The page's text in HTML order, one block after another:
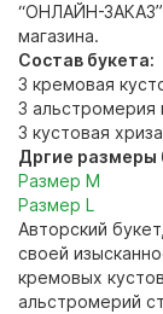
“ОНЛАЙН-
магазина.
Состав букета:
3 кремовая
3 альстромерия
3 кустовая
Дргие размеры
Размер М
Размер L
Авторский
своей
кремовых
альстромерий